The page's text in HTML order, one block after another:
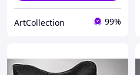
ArtСollection 99%